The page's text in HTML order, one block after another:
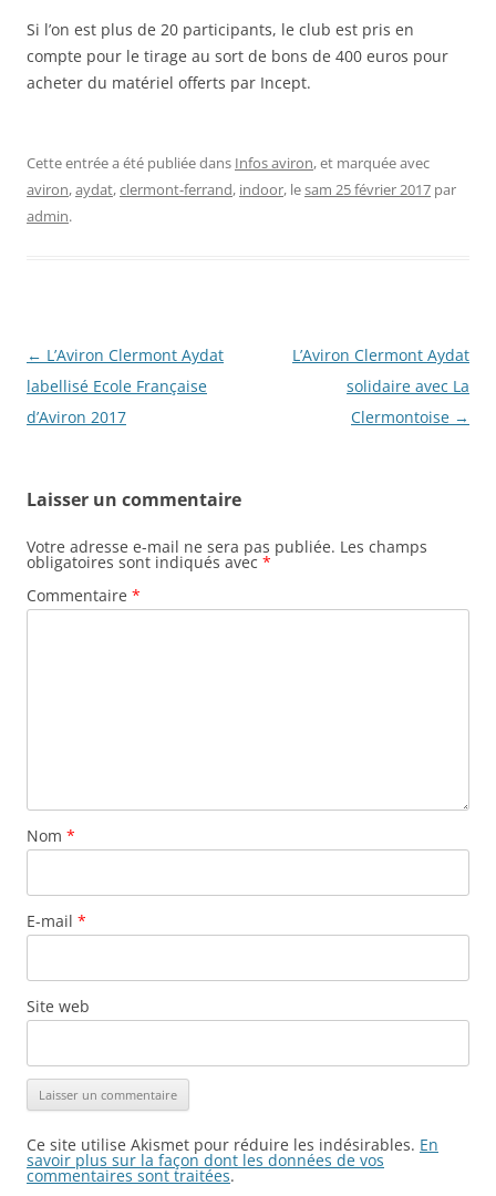
Si l’on est plus de 20 participants, le club est pris en
compte pour le tirage au sort de bons de 400 euros pour
acheter du matériel offerts par Incept.
Cette entrée a été publiée dans Infos aviron, et marquée avec
aviron,aydat,clermont-ferrand, indoor, lesam 25 février 2017 par
admin.
Navigation
des
articles
← L’Aviron Clermont Aydat
labellisé Ecole Française
d’Aviron 2017
L’Aviron Clermont Aydat
solidaire avec La
Clermontoise →
Laisser un commentaire
Votre adresse e-mail ne sera pas publiée. Les champs
obligatoires sont indiqués avec *
Commentaire *
Nom *
E-mail *
Site web
Ce site utilise Akismet pour réduire les indésirables. En
savoir plus sur la façon dont les données de vos
commentaires sont traitées.